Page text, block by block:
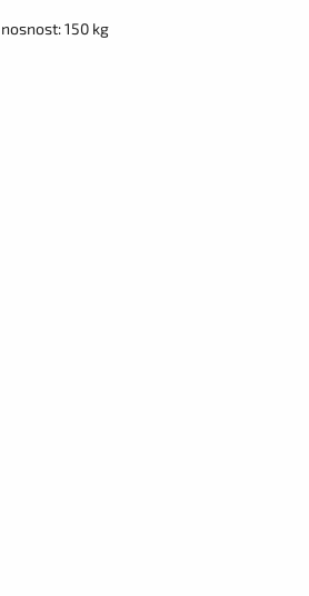
nosnost: 150 kg